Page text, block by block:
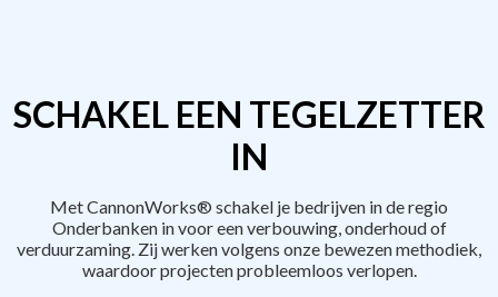
SCHAKEL EEN TEGELZETTER
IN
Met CannonWorks® schakel je bedrijven in de regio
Onderbanken in voor een verbouwing, onderhoud of
verduurzaming. Zij werken volgens onze bewezen methodiek,
waardoor projecten probleemloos verlopen.